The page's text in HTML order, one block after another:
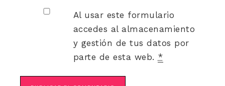
Al usar este formulario
accedes al almacenamiento
y gestión de tus datos por
parte de esta web. *